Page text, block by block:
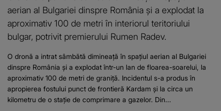
aerian al Bulgariei dinspre România și a explodat la
aproximativ 100 de metri în interiorul teritoriului
bulgar, potrivit premierului Rumen Radev.
O dronă a intrat sâmbătă dimineață în spațiul aerian al Bulgariei
dinspre România și a explodat într-un lan de floarea-soarelui, la
aproximativ 100 de metri de graniță. Incidentul s-a produs în
apropierea fostului punct de frontieră Kardam și la circa un
kilometru de o stație de comprimare a gazelor. Din...